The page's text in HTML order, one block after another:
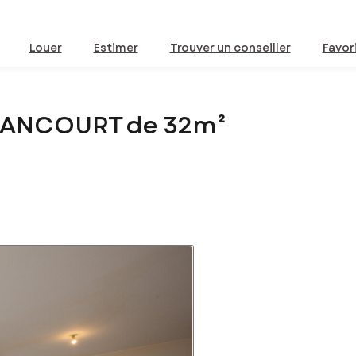
Louer Estimer Trouver un conseiller
de 32m²